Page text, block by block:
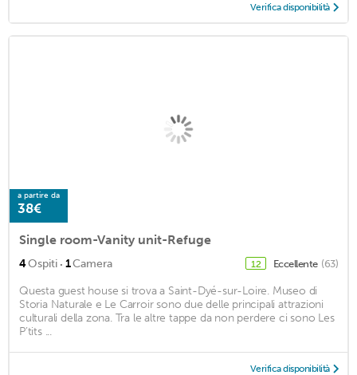
Verifica disponibilità
a partire da
38€
Single room-Vanity unit-Refuge
4Ospiti · 1Camera 12 Eccellente (63)
Questa guest house si trova a Saint-Dyé-sur-Loire. Museo di
Storia Naturale e Le Carroir sono due delle principali attrazioni
culturali della zona. Tra le altre tappe da non perdere ci sono Les
P’tits ...
Verifica disponibilità